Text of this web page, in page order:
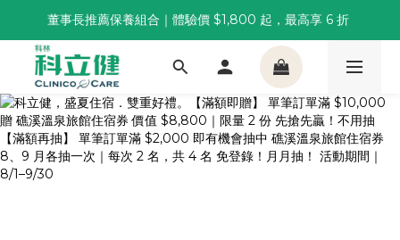
董事長推薦保養組合｜體驗價 $1,800 起，最高享 6 折
董事長推薦保養組合｜體驗價 $1,800 起，最高享 6 折
科林 40 週年 6 重賞｜單筆滿一萬送住宿券，滿兩千再抽
🌙覺好眠全新升級 | 10入體驗組限時$359，感受放鬆入睡
董事長推薦保養組合｜體驗價 $1,800 起，最高享 6 折